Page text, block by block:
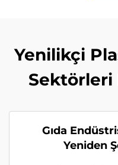
Yenilikçi
Gıda
Yeniden